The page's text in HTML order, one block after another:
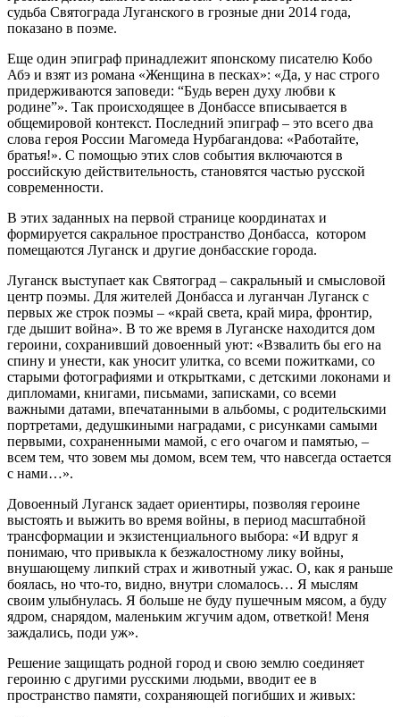
судьба Святограда Луганского в грозные дни 2014 года,
показано в поэме.
Еще один эпиграф принадлежит японскому писателю Кобо
Абэ и взят из романа «Женщина в песках»: «Да, у нас строго
придерживаются заповеди: “Будь верен духу любви к
родине”». Так происходящее в Донбассе вписывается в
общемировой контекст. Последний эпиграф – это всего два
слова героя России Магомеда Нурбагандова: «Работайте,
братья!». С помощью этих слов события включаются в
российскую действительность, становятся частью русской
современности.
В этих заданных на первой странице координатах и
формируется сакральное пространство Донбасса, котором
помещаются Луганск и другие донбасские города.
Луганск выступает как Святоград – сакральный и смысловой
центр поэмы. Для жителей Донбасса и луганчан Луганск с
первых же строк поэмы – «край света, край мира, фронтир,
где дышит война». В то же время в Луганске находится дом
героини, сохранивший довоенный уют: «Взвалить бы его на
спину и унести, как уносит улитка, со всеми пожитками, со
старыми фотографиями и открытками, с детскими локонами и
дипломами, книгами, письмами, записками, со всеми
важными датами, впечатанными в альбомы, с родительскими
портретами, дедушкиными наградами, с рисунками самыми
первыми, сохраненными мамой, с его очагом и памятью, –
всем тем, что зовем мы домом, всем тем, что навсегда остается
с нами…».
Довоенный Луганск задает ориентиры, позволяя героине
выстоять и выжить во время войны, в период масштабной
трансформации и экзистенциального выбора: «И вдруг я
понимаю, что привыкла к безжалостному лику войны,
внушающему липкий страх и животный ужас. О, как я раньше
боялась, но что-то, видно, внутри сломалось… Я мыслям
своим улыбнулась. Я больше не буду пушечным мясом, а буду
ядром, снарядом, маленьким жгучим адом, ответкой! Меня
заждались, поди уж».
Решение защищать родной город и свою землю соединяет
героиню с другими русскими людьми, вводит ее в
пространство памяти, сохраняющей погибших и живых: